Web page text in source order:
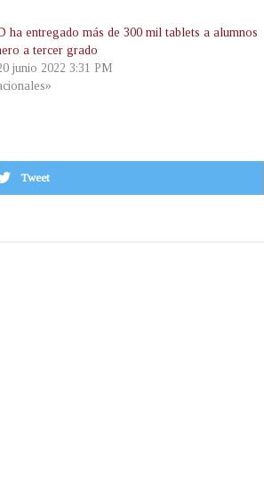
ha entregado más de 300 mil tablets a alumnos
a tercer grado
junio 2022 3:31 PM
Tweet